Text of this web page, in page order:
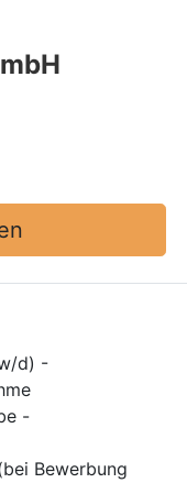
d) -
-
Bewerbung